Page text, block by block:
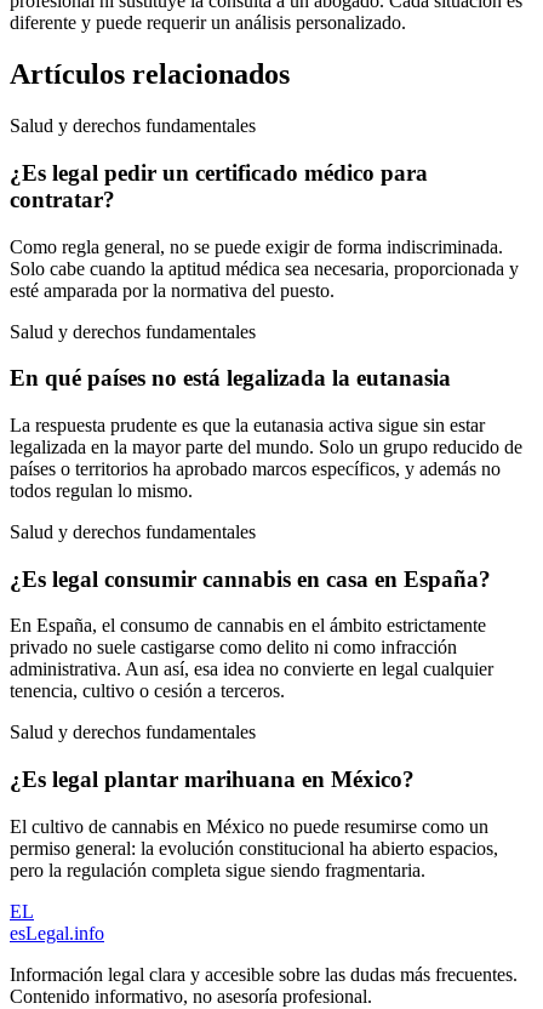
diferente y puede requerir un análisis personalizado.
Artículos relacionados
Salud y derechos fundamentales
¿Es legal pedir un certificado médico para
contratar?
Como regla general, no se puede exigir de forma indiscriminada.
Solo cabe cuando la aptitud médica sea necesaria, proporcionada y
esté amparada por la normativa del puesto.
Salud y derechos fundamentales
En qué países no está legalizada la eutanasia
La respuesta prudente es que la eutanasia activa sigue sin estar
legalizada en la mayor parte del mundo. Solo un grupo reducido de
países o territorios ha aprobado marcos específicos, y además no
todos regulan lo mismo.
Salud y derechos fundamentales
¿Es legal consumir cannabis en casa en España?
En España, el consumo de cannabis en el ámbito estrictamente
privado no suele castigarse como delito ni como infracción
administrativa. Aun así, esa idea no convierte en legal cualquier
tenencia, cultivo o cesión a terceros.
Salud y derechos fundamentales
¿Es legal plantar marihuana en México?
El cultivo de cannabis en México no puede resumirse como un
permiso general: la evolución constitucional ha abierto espacios,
pero la regulación completa sigue siendo fragmentaria.
EL
esLegal.info
Información legal clara y accesible sobre las dudas más frecuentes.
Contenido informativo, no asesoría profesional.